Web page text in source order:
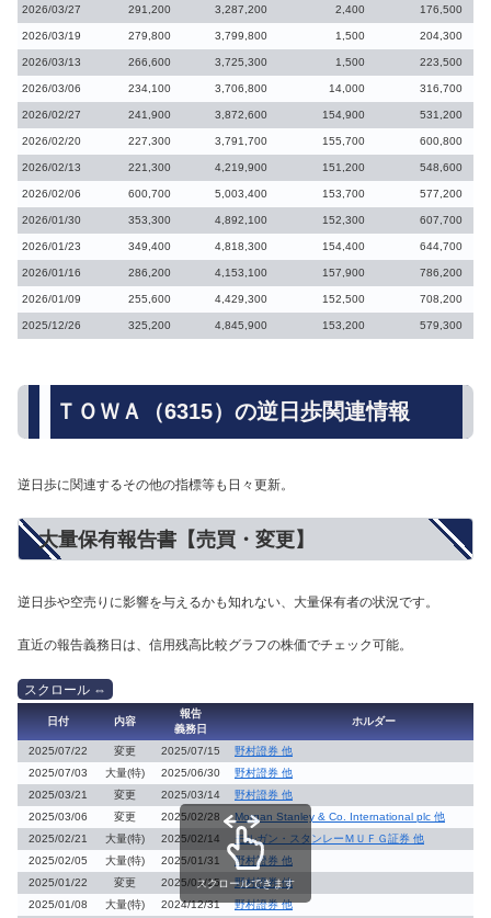
2026/03/27 291,200 3,287,200 2,400 176,500
2026/03/19 279,800 3,799,800 1,500 204,300
2026/03/13 266,600 3,725,300 1,500 223,500
2026/03/06 234,100 3,706,800 14,000 316,700
2026/02/27 241,900 3,872,600 154,900 531,200
2026/02/20 227,300 3,791,700 155,700 600,800
2026/02/13 221,300 4,219,900 151,200 548,600
2026/02/06 600,700 5,003,400 153,700 577,200
2026/01/30 353,300 4,892,100 152,300 607,700
2026/01/23 349,400 4,818,300 154,400 644,700
2026/01/16 286,200 4,153,100 157,900 786,200
2026/01/09 255,600 4,429,300 152,500 708,200
2025/12/26 325,200 4,845,900 153,200 579,300
ＴＯＷＡ（6315）の逆日歩関連情報
逆日歩に関連するその他の指標等も日々更新。
大量保有報告書【売買・変更】
逆日歩や空売りに影響を与えるかも知れない、大量保有者の状況です。
直近の報告義務日は、信用残高比較グラフの株価でチェック可能。
日付 内容
報告
義務日
ホルダー
2025/07/22 変更 2025/07/15
野村證券 他
2025/07/03
大量(特) 2025/06/30
野村證券 他
2025/03/21
変更 2025/03/14
野村證券 他
2025/03/06
変更 2025/02/28
Morgan Stanley & Co. International plc 他
2025/02/21
大量(特) 2025/02/14
モルガン・スタンレーＭＵＦＧ証券 他
2025/02/05
大量(特) 2025/01/31
野村證券 他
2025/01/22
変更 2025/01/15
野村證券 他
2025/01/08
大量(特) 2024/12/31 野村證券 他
スクロールできます